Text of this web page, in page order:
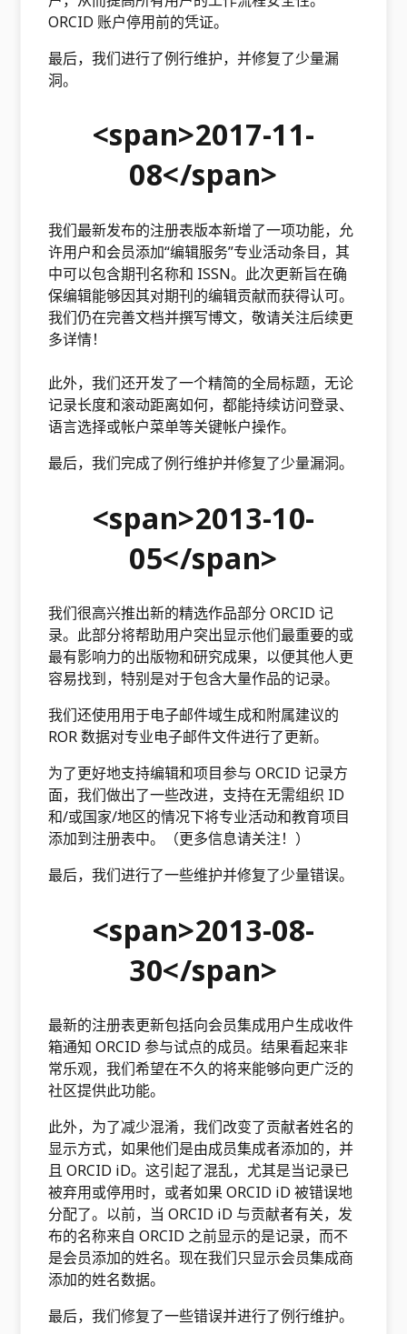
ORCID 账户停用前的凭证。
最后，我们进行了例行维护，并修复了少量漏
洞。
<span>2017-11-
08</span>
我们最新发布的注册表版本新增了一项功能，允
许用户和会员添加“编辑服务”专业活动条目，其
中可以包含期刊名称和 ISSN。此次更新旨在确
保编辑能够因其对期刊的编辑贡献而获得认可。
我们仍在完善文档并撰写博文，敬请关注后续更
多详情！
此外，我们还开发了一个精简的全局标题，无论
记录长度和滚动距离如何，都能持续访问登录、
语言选择或帐户菜单等关键帐户操作。
最后，我们完成了例行维护并修复了少量漏洞。
<span>2013-10-
05</span>
我们很高兴推出新的精选作品部分 ORCID 记
录。此部分将帮助用户突出显示他们最重要的或
最有影响力的出版物和研究成果，以便其他人更
容易找到，特别是对于包含大量作品的记录。
我们还使用用于电子邮件域生成和附属建议的
ROR 数据对专业电子邮件文件进行了更新。
为了更好地支持编辑和项目参与 ORCID 记录方
面，我们做出了一些改进，支持在无需组织 ID
和/或国家/地区的情况下将专业活动和教育项目
添加到注册表中。（更多信息请关注！）
最后，我们进行了一些维护并修复了少量错误。
<span>2013-08-
30</span>
最新的注册表更新包括向会员集成用户生成收件
箱通知 ORCID 参与试点的成员。结果看起来非
常乐观，我们希望在不久的将来能够向更广泛的
社区提供此功能。
此外，为了减少混淆，我们改变了贡献者姓名的
显示方式，如果他们是由成员集成者添加的，并
且 ORCID iD。这引起了混乱，尤其是当记录已
被弃用或停用时，或者如果 ORCID iD 被错误地
分配了。以前，当 ORCID iD 与贡献者有关，发
布的名称来自 ORCID 之前显示的是记录，而不
是会员添加的姓名。现在我们只显示会员集成商
添加的姓名数据。
最后，我们修复了一些错误并进行了例行维护。